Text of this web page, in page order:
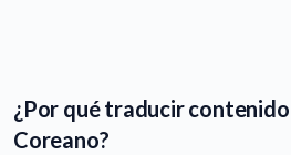
¿Por qué traducir contenido
Coreano?